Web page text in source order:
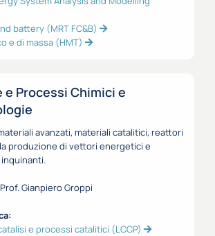
battery (MRT FC&B)
e di massa (HMT)
e Processi Chimici e
avanzati, materiali catalitici, reattori
produzione di vettori energetici e
Prof. Gianpiero Groppi
e processi catalitici (LCCP)